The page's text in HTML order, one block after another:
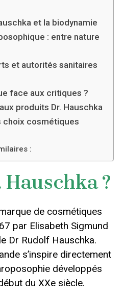
et la biodynamie
: entre nature
et autorités sanitaires
face aux critiques ?
produits Dr. Hauschka
choix cosmétiques
:
?
de cosmétiques
par Elisabeth Sigmund
Dr Rudolf Hauschka.
s’inspire directement
développés
du XXe siècle.